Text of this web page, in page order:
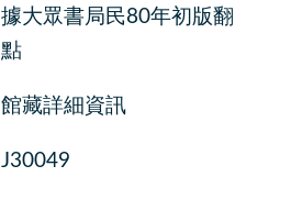
據大眾書局民80年初版翻
點
館藏詳細資訊
J30049